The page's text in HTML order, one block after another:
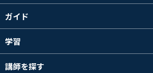
ガイド
学習
講師を探す